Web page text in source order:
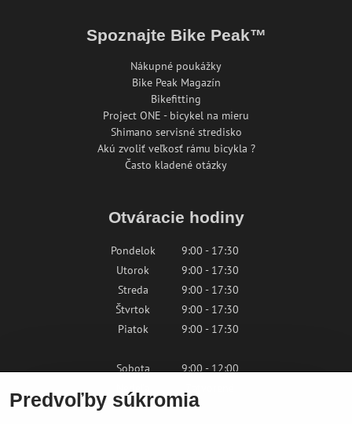
Spoznajte Bike Peak™
Nákupné poukážky
Bike Peak Magazín
Bikefitting
Project ONE - bicykel na mieru
Shimano servisné stredisko
Akú zvoliť veľkosť rámu bicykla ?
Často kladené otázky
Otváracie hodiny
Pondelok
9:00 - 17:30
Utorok
9:00 - 17:30
Streda
9:00 - 17:30
Štvrtok
9:00 - 17:30
Piatok
9:00 - 17:30
Sobota
9:00 - 12:00
Predvoľby súkromia